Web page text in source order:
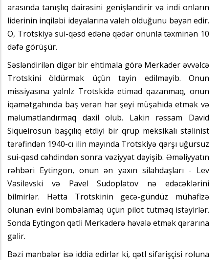
arasında tanışlıq dairəsini genişləndirir və indi onların
liderinin inqilabi ideyalarına valeh olduğunu bəyan edir.
O, Trotskiyə sui-qəsd edənə qədər onunla təxminən 10
dəfə görüşür.
Səsləndirilən digər bir ehtimala görə Merkader əvvəlcə
Trotskini öldürmək üçün təyin edilməyib. Onun
missiyasına yalnlz Trotskidə etimad qazanmaq, onun
iqamətgahında baş verən hər şeyi müşahidə etmək və
məlumatlandırmaq daxil olub. Lakin rəssam David
Siqueirosun başçılıq etdiyi bir qrup meksikalı stalinist
tərəfindən 1940-cı ilin mayında Trotskiyə qarşı uğursuz
sui-qəsd cəhdindən sonra vəziyyət dəyişib. Əməliyyatın
rəhbəri Eytingon, onun ən yaxın silahdaşları - Lev
Vasilevski və Pavel Sudoplatov nə edəcəklərini
bilmirlər. Hətta Trotskinin gecə-gündüz mühafizə
olunan evini bombalamaq üçün pilot tutmaq istəyirlər.
Sonda Eytingon qətli Merkaderə həvalə etmək qərarına
gəlir.
Bəzi mənbələr isə iddia edirlər ki, qətl sifarişçisi roluna